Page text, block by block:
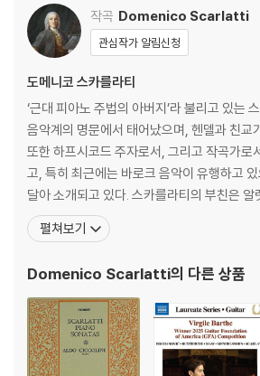
작곡 Domenico Scarlatti
관심작가 알림신청
도메니코 스카를라티
‘근대 피아노 주법의 아버지’라 불리고 있는
음악계의 명문에서 태어났으며, 헨델과 친교
또한 하프시코드 주자로서, 그리고 작곡가로
고, 특히 최근에는 바로크 음악이 유행하고
달아 소개되고 있다. 스카를라티의 부친은 알
라 작곡가인데, 나폴리 악파의 개조(開祖)로
고 있으며, 스카를라티는 부친에게 음악 이론을 처
리에서 타계했는데, 그는 음악가였던 아버지
펼쳐보기
Domenico Scarlatti의 다른 상품